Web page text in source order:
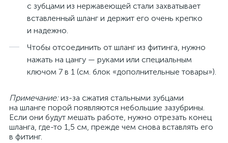
с зубцами из нержавеющей стали захватывает
вставленный шланг и держит его очень крепко
и надежно.
Чтобы отсоединить от шланг из фитинга, нужно
нажать на цангу — руками или специальным
ключом 7 в 1 (см. блок «дополнительные товары»).
Примечание:из-за сжатия стальными зубцами
на шланге порой появляются небольшие зазубрины.
Если они будут мешать работе, нужно отрезать конец
шланга, где-то 1,5 см, прежде чем снова вставлять его
в фитинг.